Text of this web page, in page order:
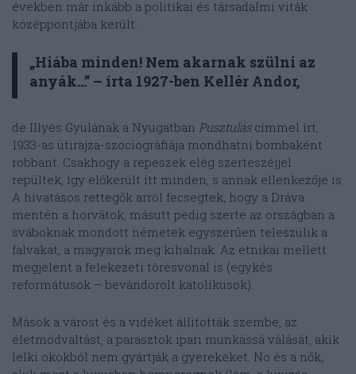
években már inkább a politikai és társadalmi viták
középpontjába került.
„Hiába minden! Nem akarnak szülni az
anyák…” – írta 1927-ben Kellér Andor,
de Illyés Gyulának a Nyugatban Pusztuláscímmel írt,
1933-as útirajza-szociográfiája mondhatni bombaként
robbant. Csakhogy a repeszek elég szerteszéjjel
repültek, így előkerült itt minden, s annak ellenkezője is.
A hivatásos rettegők arról fecsegtek, hogy a Dráva
mentén a horvátok, másutt pedig szerte az országban a
sváboknak mondott németek egyszerűen teleszülik a
falvakat, a magyarok meg kihalnak. Az etnikai mellett
megjelent a felekezeti törésvonal is (egykés
reformátusok – bevándorolt katolikusok).
Mások a várost és a vidéket állították szembe, az
életmódváltást, a parasztok ipari munkássá válását, akik
lelki okokból nem gyártják a gyerekeket. No és a nők,